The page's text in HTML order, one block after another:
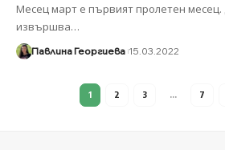
Месец март е първият пролетен месец.
извършва…
Павлина Георгиева 15.03.2022
1 2 3 … 7